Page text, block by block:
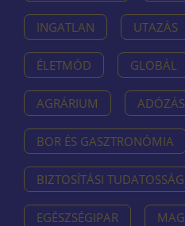
INGATLAN UTAZÁS
ÉLETMÓD GLOBÁL
AGRÁRIUM ADÓZÁS
BOR ÉS GASZTRONÓMIA
BIZTOSÍTÁSI TUDATOSSÁG
EGÉSZSÉGIPAR